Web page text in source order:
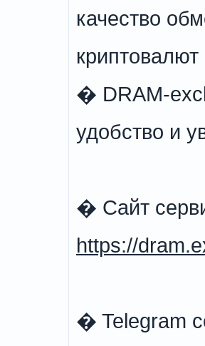
качество
� DRAM-
удобство и
� Сайт
https://
� Telegram